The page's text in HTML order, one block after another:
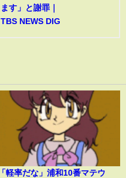
ます」と謝罪｜
TBS NEWS DIG
「軽率だな」浦和10番マテウ